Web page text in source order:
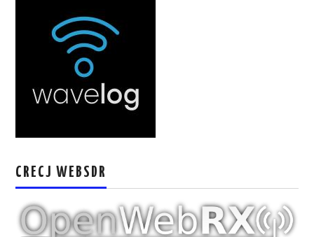
WAVELOG
AUTENTIFICACIÓN DE MIEMBROS DEL
CRECJ WEBSDR